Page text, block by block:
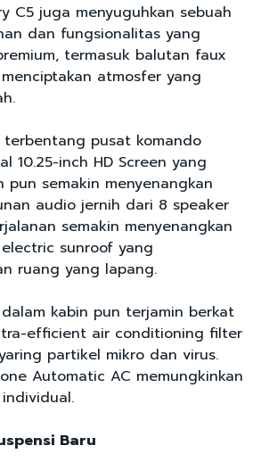
C5 juga menyuguhkan sebuah
dan fungsionalitas yang
termasuk balutan faux
atmosfer yang
terbentang pusat komando
10.25-inch HD Screen yang
pun semakin menyenangkan
audio jernih dari 8 speaker
semakin menyenangkan
sunroof yang
ruang yang lapang.
kabin pun terjamin berkat
efficient air conditioning filter
partikel mikro dan virus.
Automatic AC memungkinkan
Baru